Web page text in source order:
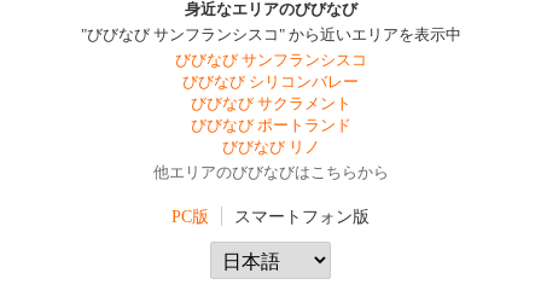
身近なエリアのびびなび
"びびなび サンフランシスコ" から近いエリアを表示中
びびなび サンフランシスコ
びびなび シリコンバレー
びびなび サクラメント
びびなび ポートランド
びびなび リノ
他エリアのびびなびはこちらから
PC版 スマートフォン版